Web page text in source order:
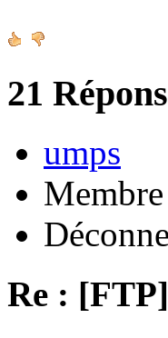
21
umps
Membre
Re :